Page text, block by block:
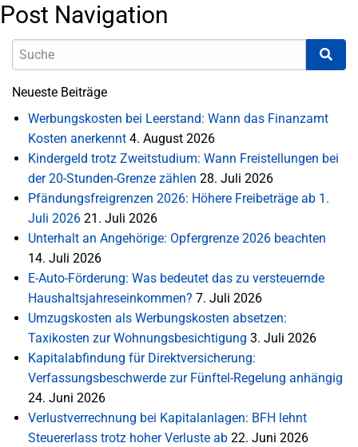
Post Navigation
Neueste Beiträge
Werbungskosten bei Leerstand: Wann das Finanzamt
Kosten anerkennt 4. August 2026
Kindergeld trotz Zweitstudium: Wann Freistellungen bei
der 20-Stunden-Grenze zählen 28. Juli 2026
Pfändungsfreigrenzen 2026: Höhere Freibeträge ab 1.
Juli 2026 21. Juli 2026
Unterhalt an Angehörige: Opfergrenze 2026 beachten
14. Juli 2026
E-Auto-Förderung: Was bedeutet das zu versteuernde
Haushaltsjahreseinkommen? 7. Juli 2026
Umzugskosten als Werbungskosten absetzen:
Taxikosten zur Wohnungsbesichtigung 3. Juli 2026
Kapitalabfindung für Direktversicherung:
Verfassungsbeschwerde zur Fünftel-Regelung anhängig
24. Juni 2026
Verlustverrechnung bei Kapitalanlagen: BFH lehnt
Steuererlass trotz hoher Verluste ab 22. Juni 2026